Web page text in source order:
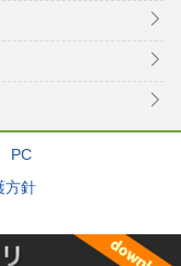
PC
方針